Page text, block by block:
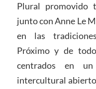
Plural promovido
junto con Anne Le
en las
Próximo y de
centrados en
intercultural